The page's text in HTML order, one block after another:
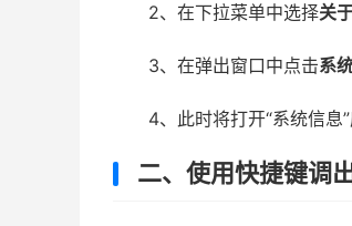
2、在下拉菜单中选择关
3、在弹出窗口中点击系
4、此时将打开“系统信息
二、使用快捷键调